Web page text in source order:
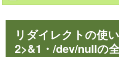
リダイレクトの使
2>&1・/dev/nullの